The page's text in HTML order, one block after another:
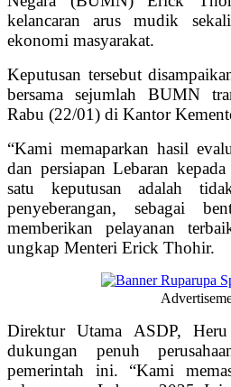
kelancaran arus mudik
ekonomi masyarakat.
Keputusan tersebut
bersama sejumlah BUMN
Rabu (22/01) di Kantor
“Kami memaparkan hasil
dan persiapan Lebaran
satu keputusan adalah
penyeberangan, sebagai
memberikan pelayanan
ungkap Menteri Erick Thohir.
Direktur Utama ASDP,
dukungan penuh
pemerintah ini. “Kami